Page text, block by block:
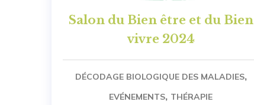
Salon du Bien être et du Bien
vivre 2024
DÉCODAGE BIOLOGIQUE DES MALADIES,
EVÉNEMENTS, THÉRAPIE